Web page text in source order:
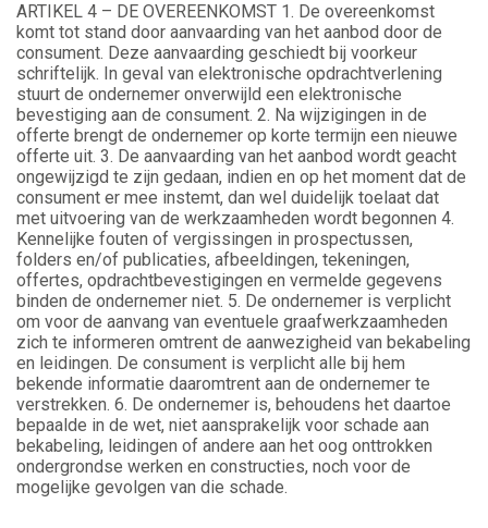
ARTIKEL 4 – DE OVEREENKOMST 1. De overeenkomst
komt tot stand door aanvaarding van het aanbod door de
consument. Deze aanvaarding geschiedt bij voorkeur
schriftelijk. In geval van elektronische opdrachtverlening
stuurt de ondernemer onverwijld een elektronische
bevestiging aan de consument. 2. Na wijzigingen in de
offerte brengt de ondernemer op korte termijn een nieuwe
offerte uit. 3. De aanvaarding van het aanbod wordt geacht
ongewijzigd te zijn gedaan, indien en op het moment dat de
consument er mee instemt, dan wel duidelijk toelaat dat
met uitvoering van de werkzaamheden wordt begonnen 4.
Kennelijke fouten of vergissingen in prospectussen,
folders en/of publicaties, afbeeldingen, tekeningen,
offertes, opdrachtbevestigingen en vermelde gegevens
binden de ondernemer niet. 5. De ondernemer is verplicht
om voor de aanvang van eventuele graafwerkzaamheden
zich te informeren omtrent de aanwezigheid van bekabeling
en leidingen. De consument is verplicht alle bij hem
bekende informatie daaromtrent aan de ondernemer te
verstrekken. 6. De ondernemer is, behoudens het daartoe
bepaalde in de wet, niet aansprakelijk voor schade aan
bekabeling, leidingen of andere aan het oog onttrokken
ondergrondse werken en constructies, noch voor de
mogelijke gevolgen van die schade.